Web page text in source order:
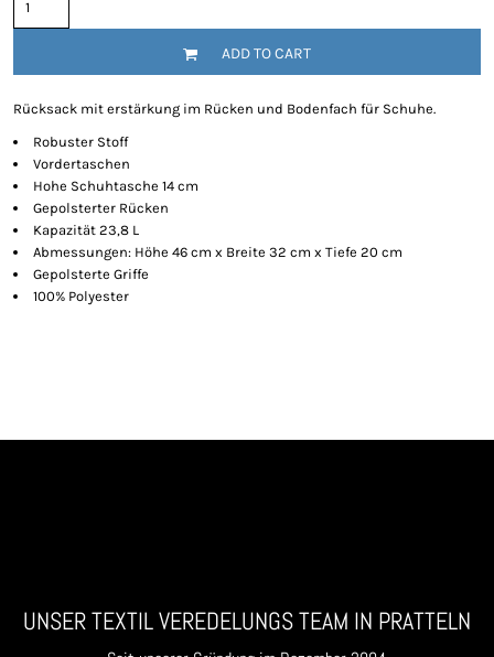
ADD TO CART
Rücksack mit erstärkung im Rücken und Bodenfach für Schuhe.
Robuster Stoff
Vordertaschen
Hohe Schuhtasche 14 cm
Gepolsterter Rücken
Kapazität 23,8 L
Abmessungen: Höhe 46 cm x Breite 32 cm x Tiefe 20 cm
Gepolsterte Griffe
100% Polyester
UNSER TEXTIL VEREDELUNGS TEAM IN PRATTELN